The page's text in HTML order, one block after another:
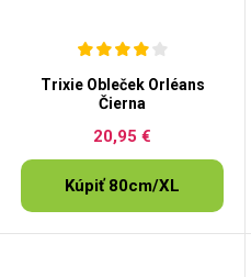
Trixie Obleček Orléans
Čierna
20,95 €
Kúpiť 80cm/XL